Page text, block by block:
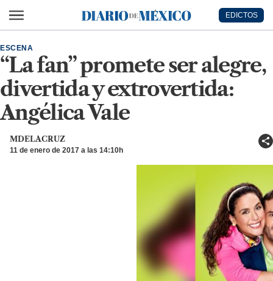
Diario de México
EDICTOS
“La fan” promete ser alegre,
divertida y extrovertida:
Angélica Vale
ESCENA
MDELACRUZ
11 de enero de 2017 a las 14:10h